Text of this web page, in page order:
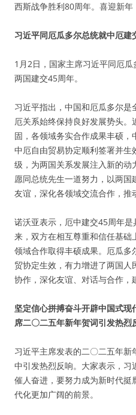
西斯战争胜利80周年。喜迎新年
习近平同厄瓜多尔总统就中厄建
1月2日，国家主席习近平同厄
两国建交45周年。
习近平指出，中国和厄瓜多尔
厄关系始终保持良好发展势头
固，各领域务实合作成果丰硕
中厄自由贸易协定顺利签署并
级，为两国关系发展注入新的动
愿同总统先生一道努力，以两
友谊，深化各领域交流合作，推
诺沃亚表示，厄中建交45周年
来，双方在相互尊重和信任基
领域合作取得丰硕成果。厄瓜多
贸协定生效，有力增进了两国
协作，深化友谊、对话与合作，
坚定信心拼搏奋斗开辟中国式
席二〇二五年新年贺词引发热烈
习近平主席发表的二〇二五年
中引发热烈反响。大家表示，习
催人奋进，要努力成为新时代
代化更加广阔的前景。